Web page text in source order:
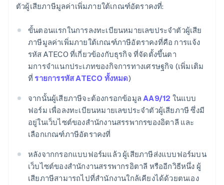
ตัวผู้เสียภาษีมูลค่าเพิ่มภายใต้เกณฑ์อัตราคงที่:
ขั้นตอนแรกในการลงทะเบียนหมายเลขประจำตัวผู้เสีย
ภาษีมูลค่าเพิ่มภายใต้เกณฑ์ภาษีอัตราคงที่คือ การแจ้ง
รหัส ATECO ที่เกี่ยวข้องกับธุรกิจ ที่จัดตั้งขึ้นตา
มการจําแนกประเภทของกิจการทางเศรษฐกิจ (เพิ่มเติม
ที่รายการรหัส ATECO ทั้งหมด)
จากนั้นผู้เสียภาษีจะต้องกรอกข้อมูลAA9/12 ในแบบ
ฟอร์ม เพื่อลงทะเบียนหมายเลขประจำตัวผู้เสียภาษี ซึ่งมี
อยู่ในเว็บไซต์ของสํานักงานสรรพากรของอิตาลี และ
เลือกเกณฑ์ภาษีอัตราคงที่
หลังจากกรอกแบบฟอร์มแล้ว ผู้เสียภาษีส่งแบบฟอร์มบน
เว็บไซต์ของสํานักงานสรรพากรอิตาลี หรืออีกวิธีหนึ่ง ผู้
เสียภาษีสามารถไปที่สํานักงานใกล้เคียงได้ด้วยตนเอง